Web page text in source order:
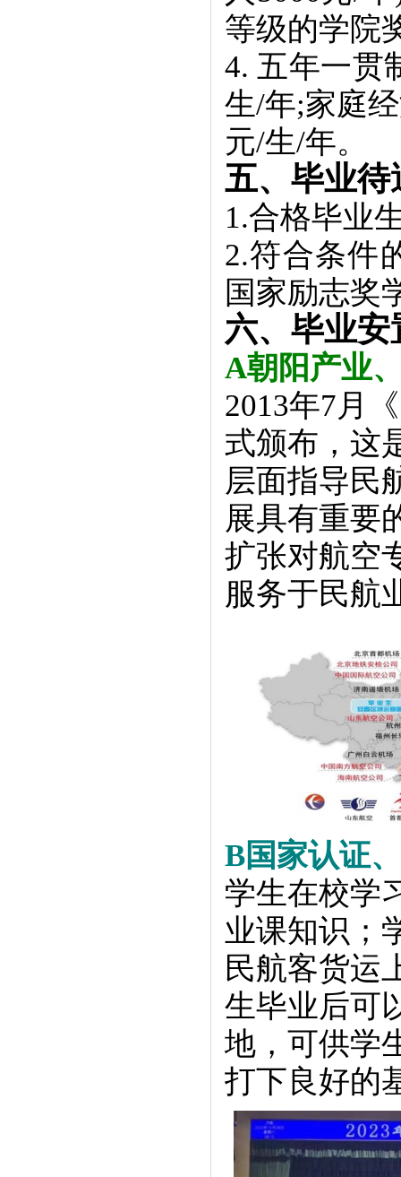
等级的学院
4. 五年一贯
生/年;家庭
元/生/年。
五、毕业待
1.合格毕业
2.符合条件
国家励志奖
六、毕业安
A朝阳产业
2013年7月
式颁布，这
层面指导民
展具有重要
扩张对航空
服务于民航
B国家认证
学生在校学
业课知识；
民航客货运
生毕业后可
地，可供学
打下良好的